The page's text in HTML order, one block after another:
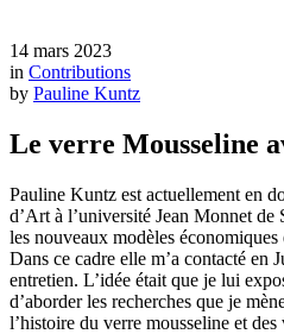
14 mars 2023
in Contributions
by Pauline Kuntz
Le verre Mousseline
Pauline Kuntz est actuellement en
d’Art à l’université Jean Monnet
les nouveaux modèles économiques
Dans ce cadre elle m’a contacté en
entretien. L’idée était que je lui
d’aborder les recherches que je
l’histoire du verre mousseline et